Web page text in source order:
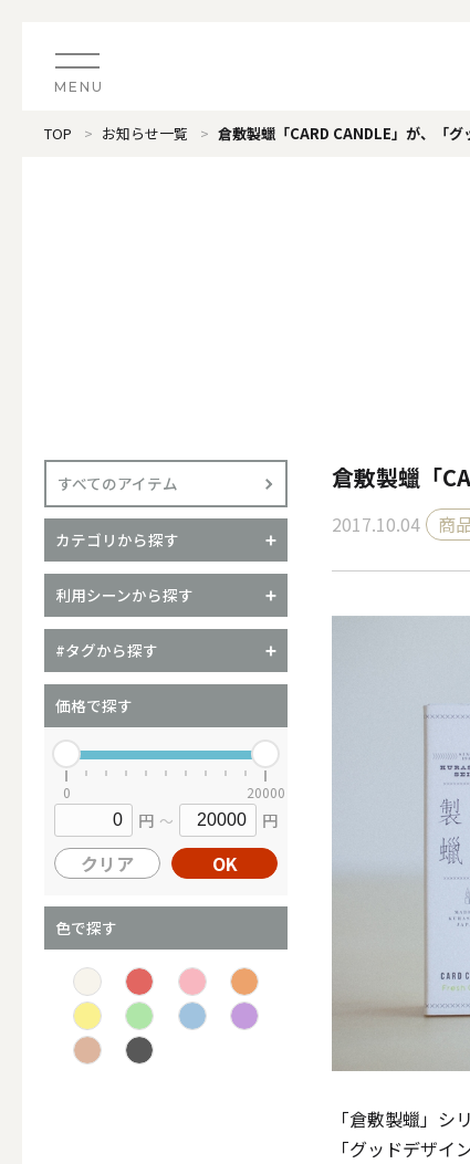
MENU
（ブランド）
ALL
カッ
テー
キャンドルホルダー
TOP お知らせ一覧 倉敷製蠟「CARD CANDLE」が、「
すべてのアイテム
カテゴリから探す
利用シーンから探す
#タグから探す
価格で探す
0 20000
円 ～ 円
クリア OK
色で探す
倉敷製蠟「
2017.10.04 商
「倉敷製蠟」シ
「グッドデザ